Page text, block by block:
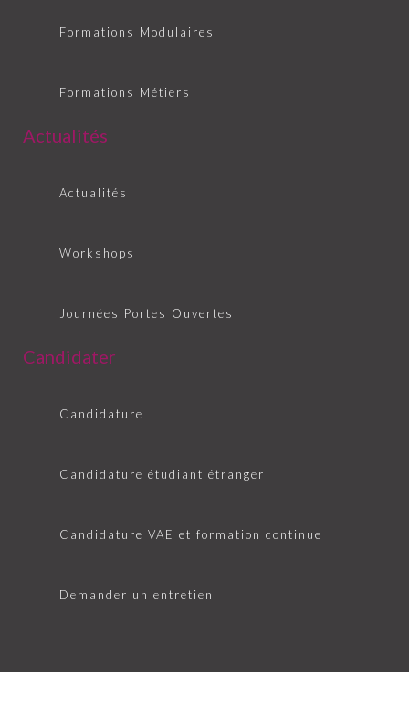
Formations Modulaires
Formations Métiers
Actualités
Actualités
Workshops
Journées Portes Ouvertes
Candidater
Candidature
Candidature étudiant étranger
Candidature VAE et formation continue
Demander un entretien